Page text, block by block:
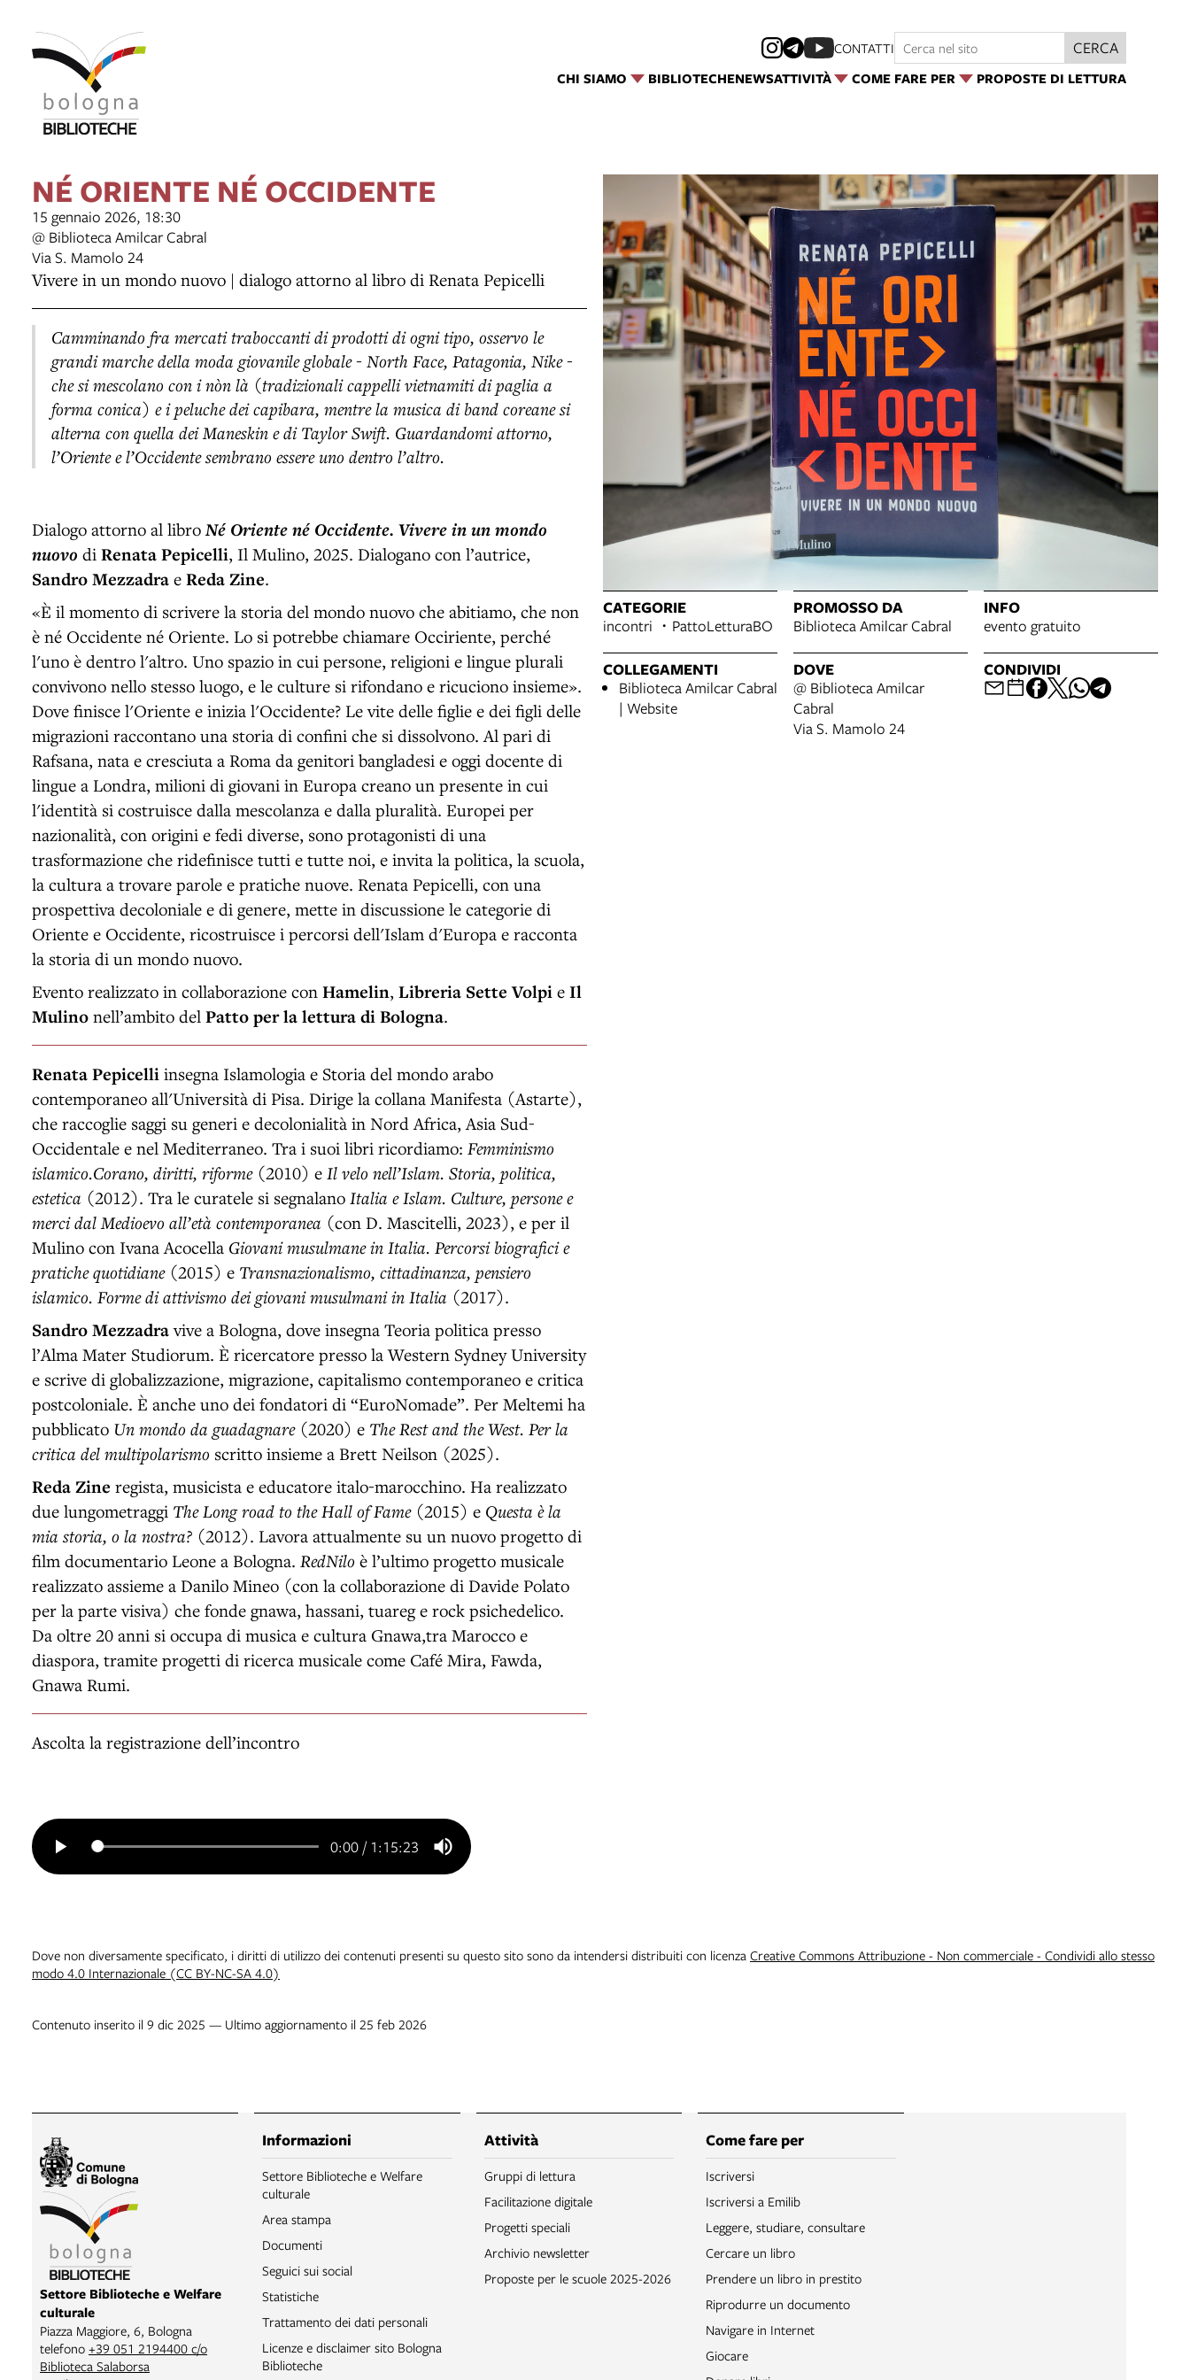
CHI SIAMO BIBLIOTECHENEWSATTIVITÀ COME FARE PER PROPOSTE DI LETTURA
CONTATTI CERCA
NÉ ORIENTE NÉ OCCIDENTE
15 gennaio 2026, 18:30
@ Biblioteca Amilcar Cabral
Via S. Mamolo 24
Vivere in un mondo nuovo | dialogo attorno al libro di Renata Pepicelli
Camminando fra mercati traboccanti di prodotti di ogni tipo, osservo le
grandi marche della moda giovanile globale - North Face, Patagonia, Nike -
che si mescolano con i nòn là (tradizionali cappelli vietnamiti di paglia a
forma conica) e i peluche dei capibara, mentre la musica di band coreane si
alterna con quella dei Maneskin e di Taylor Swift. Guardandomi attorno,
l’Oriente e l’Occidente sembrano essere uno dentro l’altro.
Dialogo attorno al libro Né Oriente né Occidente. Vivere in un mondo
nuovo di Renata Pepicelli, Il Mulino, 2025. Dialogano con l’autrice,
Sandro Mezzadra e Reda Zine.
«È il momento di scrivere la storia del mondo nuovo che abitiamo, che non
è né Occidente né Oriente. Lo si potrebbe chiamare Occiriente, perché
l'uno è dentro l'altro. Uno spazio in cui persone, religioni e lingue plurali
convivono nello stesso luogo, e le culture si rifondano e ricuciono insieme».
Dove finisce l'Oriente e inizia l'Occidente? Le vite delle figlie e dei figli delle
migrazioni raccontano una storia di confini che si dissolvono. Al pari di
Rafsana, nata e cresciuta a Roma da genitori bangladesi e oggi docente di
lingue a Londra, milioni di giovani in Europa creano un presente in cui
l'identità si costruisce dalla mescolanza e dalla pluralità. Europei per
nazionalità, con origini e fedi diverse, sono protagonisti di una
trasformazione che ridefinisce tutti e tutte noi, e invita la politica, la scuola,
la cultura a trovare parole e pratiche nuove. Renata Pepicelli, con una
prospettiva decoloniale e di genere, mette in discussione le categorie di
Oriente e Occidente, ricostruisce i percorsi dell'Islam d'Europa e racconta
la storia di un mondo nuovo.
Evento realizzato in collaborazione con Hamelin, Libreria Sette Volpi e Il
Mulino nell’ambito del Patto per la lettura di Bologna.
Renata Pepicelli insegna Islamologia e Storia del mondo arabo
contemporaneo all'Università di Pisa. Dirige la collana Manifesta (Astarte),
che raccoglie saggi su generi e decolonialità in Nord Africa, Asia Sud-
Occidentale e nel Mediterraneo. Tra i suoi libri ricordiamo: Femminismo
islamico.Corano, diritti, riforme(2010) e Il velo nell’Islam. Storia, politica,
estetica (2012). Tra le curatele si segnalano Italia e Islam. Culture, persone e
merci dal Medioevo all’età contemporanea (con D. Mascitelli, 2023), e per il
Mulino con Ivana Acocella Giovani musulmane in Italia. Percorsi biografici e
pratiche quotidiane (2015) e Transnazionalismo, cittadinanza, pensiero
islamico. Forme di attivismo dei giovani musulmani in Italia (2017).
Sandro Mezzadravive a Bologna, dove insegna Teoria politica presso
l’Alma Mater Studiorum. È ricercatore presso la Western Sydney University
e scrive di globalizzazione, migrazione, capitalismo contemporaneo e critica
postcoloniale. È anche uno dei fondatori di “EuroNomade”. Per Meltemi ha
pubblicato Un mondo da guadagnare (2020) e The Rest and the West. Per la
critica del multipolarismo scritto insieme a Brett Neilson (2025).
Reda Zine regista, musicista e educatore italo-marocchino. Ha realizzato
due lungometraggi The Long road to the Hall of Fame(2015) e Questa è la
mia storia, o la nostra? (2012). Lavora attualmente su un nuovo progetto di
film documentario Leone a Bologna. RedNilo è l’ultimo progetto musicale
realizzato assieme a Danilo Mineo (con la collaborazione di Davide Polato
per la parte visiva) che fonde gnawa, hassani, tuareg e rock psichedelico.
Da oltre 20 anni si occupa di musica e cultura Gnawa,tra Marocco e
diaspora, tramite progetti di ricerca musicale come Café Mira, Fawda,
Gnawa Rumi.
Ascolta la registrazione dell’incontro
0:00 / 1:15:23
CATEGORIE
incontri
PattoLetturaBO
PROMOSSO DA
Biblioteca Amilcar Cabral
INFO
evento gratuito
COLLEGAMENTI
Biblioteca Amilcar Cabral
| Website
DOVE
@ Biblioteca Amilcar
Cabral
Via S. Mamolo 24
CONDIVIDI
Dove non diversamente specificato, i diritti di utilizzo dei contenuti presenti su questo sito sono da intendersi distribuiti con licenza Creative Commons Attribuzione - Non commerciale - Condividi allo stesso
modo 4.0 Internazionale (CC BY-NC-SA 4.0)
Contenuto inserito il 9 dic 2025 — Ultimo aggiornamento il 25 feb 2026
Settore Biblioteche e Welfare
culturale
Piazza Maggiore, 6, Bologna
telefono +39 051 2194400 c/o
Biblioteca Salaborsa
Informazioni
Settore Biblioteche e Welfare
culturale
Area stampa
Documenti
Seguici sui social
Statistiche
Trattamento dei dati personali
Licenze e disclaimer sito Bologna
Biblioteche
Attività
Gruppi di lettura
Facilitazione digitale
Progetti speciali
Archivio newsletter
Proposte per le scuole 2025-2026
Come fare per
Iscriversi
Iscriversi a Emilib
Leggere, studiare, consultare
Cercare un libro
Prendere un libro in prestito
Riprodurre un documento
Navigare in Internet
Giocare